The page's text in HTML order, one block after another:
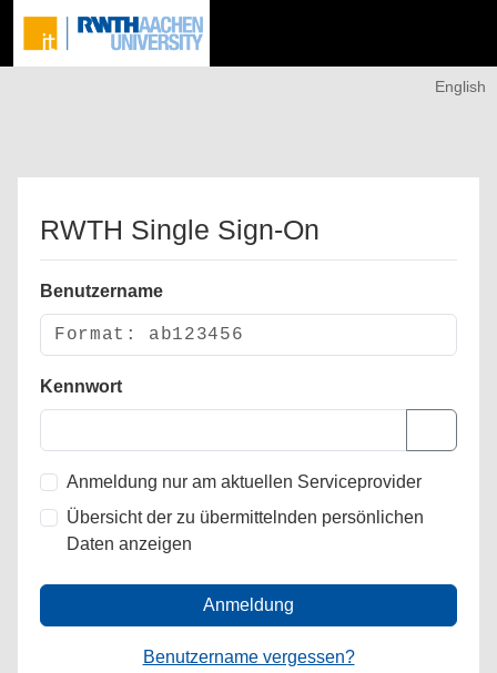
English
RWTH Single Sign-On
Benutzername
Kennwort
Anmeldung nur am aktuellen Serviceprovider
Übersicht der zu übermittelnden persönlichen
Daten anzeigen
Anmeldung
Benutzername vergessen?